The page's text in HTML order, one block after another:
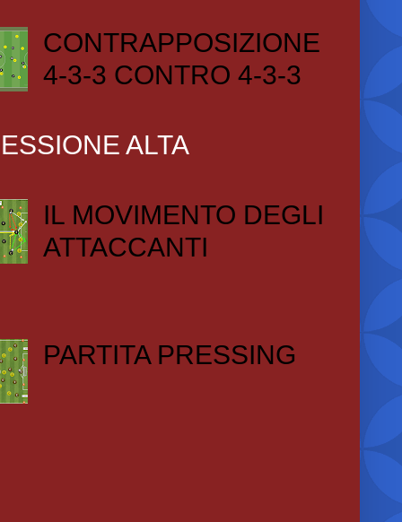
CONTRAPPOSIZIONE
4-3-3 CONTRO 4-3-3
ALTA
IL MOVIMENTO DEGLI
ATTACCANTI
PARTITA PRESSING